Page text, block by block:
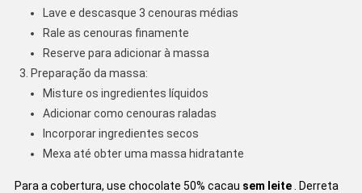
Lave e descasque 3 cenouras médias
Rale as cenouras finamente
Reserve para adicionar à massa
Preparação da massa:
Misture os ingredientes líquidos
Adicionar como cenouras raladas
Incorporar ingredientes secos
Mexa até obter uma massa hidratante
Para a cobertura, use chocolate 50% cacau sem leite. Derreta